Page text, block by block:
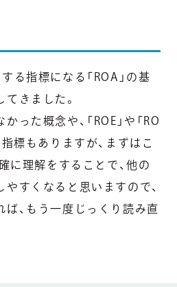
る指標になる「ROA」の基
きました。
った概念や、「ROE」や「RO
標もありますが、まずはこ
に理解をすることで、他の
すくなると思いますので、
ば、もう一度じっくり読み直